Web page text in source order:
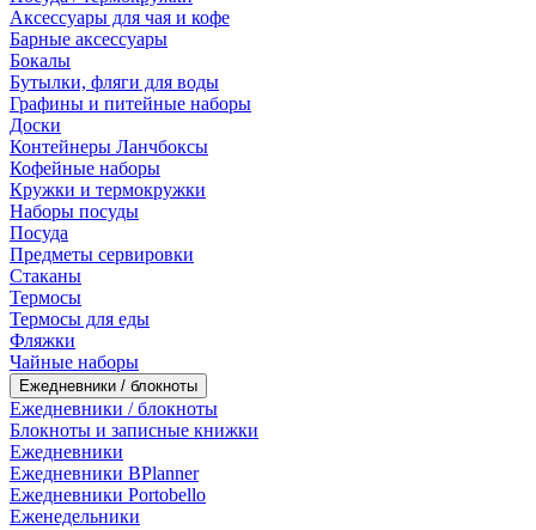
Аксессуары для чая и кофе
Барные аксессуары
Бокалы
Бутылки, фляги для воды
Графины и питейные наборы
Доски
Контейнеры Ланчбоксы
Кофейные наборы
Кружки и термокружки
Наборы посуды
Посуда
Предметы сервировки
Стаканы
Термосы
Термосы для еды
Фляжки
Чайные наборы
Ежедневники / блокноты
Ежедневники / блокноты
Блокноты и записные книжки
Ежедневники
Ежедневники BPlanner
Ежедневники Portobello
Еженедельники